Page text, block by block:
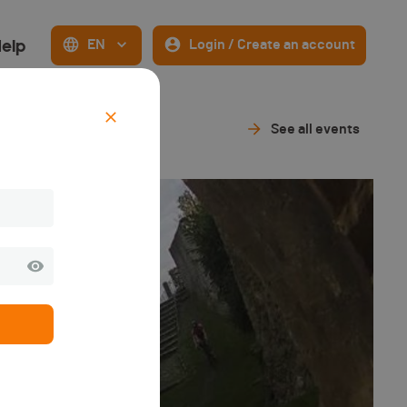
EN Login / Create an account
See all events